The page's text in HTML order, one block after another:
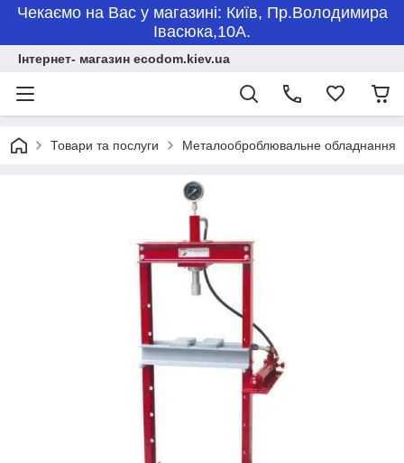
Чекаємо на Вас у магазині: Київ, Пр.Володимира
Івасюка,10А.
Інтернет- магазин ecodom.kiev.ua
Товари та послуги Металооброблювальне обладнання